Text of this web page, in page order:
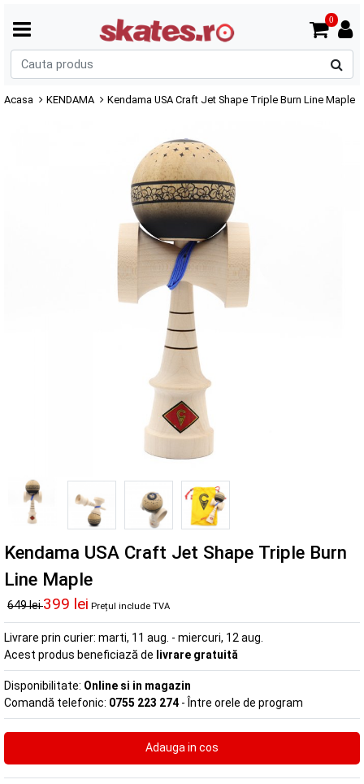
0
Acasa KENDAMA Kendama USA Craft Jet Shape Triple Burn Line Maple
Kendama USA Craft Jet Shape Triple Burn
Line Maple
649 lei399 lei Prețul include TVA
Livrare prin curier: marti, 11 aug. - miercuri, 12 aug.
Acest produs beneficiază de livrare gratuită
Disponibilitate: Online si in magazin
Comandă telefonic: 0755 223 274 - Între orele de program